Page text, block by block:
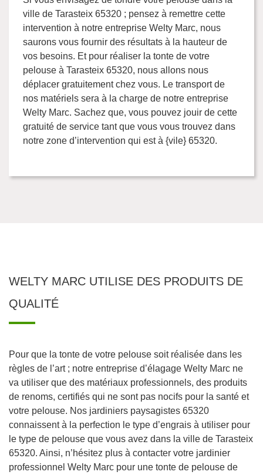
ville de Tarasteix 65320 ; pensez à remettre cette
intervention à notre entreprise Welty Marc, nous
saurons vous fournir des résultats à la hauteur de
vos besoins. Et pour réaliser la tonte de votre
pelouse à Tarasteix 65320, nous allons nous
déplacer gratuitement chez vous. Le transport de
nos matériels sera à la charge de notre entreprise
Welty Marc. Sachez que, vous pouvez jouir de cette
gratuité de service tant que vous vous trouvez dans
notre zone d’intervention qui est à {vile} 65320.
WELTY MARC UTILISE DES PRODUITS DE
QUALITÉ
Pour que la tonte de votre pelouse soit réalisée dans les
règles de l’art ; notre entreprise d’élagage Welty Marc ne
va utiliser que des matériaux professionnels, des produits
de renoms, certifiés qui ne sont pas nocifs pour la santé et
votre pelouse. Nos jardiniers paysagistes 65320
connaissent à la perfection le type d’engrais à utiliser pour
le type de pelouse que vous avez dans la ville de Tarasteix
65320. Ainsi, n’hésitez plus à contacter votre jardinier
professionnel Welty Marc pour une tonte de pelouse de